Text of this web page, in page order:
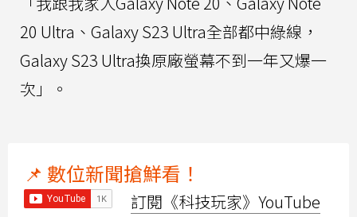
20 Ultra、Galaxy S23 Ultra全部都中綠線，
Galaxy S23 Ultra換原廠螢幕不到一年又爆一
次」。
📌 數位新聞搶鮮看！
訂閱《科技玩家》YouTube